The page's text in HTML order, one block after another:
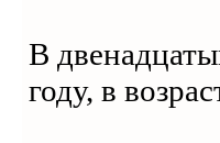
В
году, в